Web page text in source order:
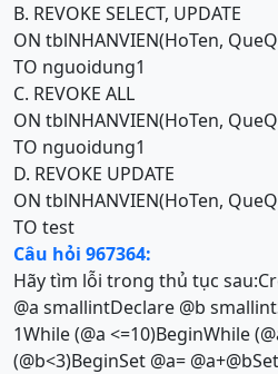
B. REVOKE SELECT, UPDATE
ON tblNHANVIEN(HoTen,
TO nguoidung1
C. REVOKE ALL
ON tblNHANVIEN(HoTen,
TO nguoidung1
D. REVOKE UPDATE
ON tblNHANVIEN(HoTen,
TO test
Câu hỏi 967364:
Hãy tìm lỗi trong thủ tục
@a smallintDeclare @b
1While (@a <=10)BeginWhile
(@b<3)BeginSet @a= @a+@bSet